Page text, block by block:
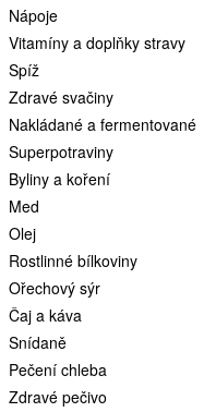
Nápoje
Vitamíny a doplňky stravy
Spíž
Zdravé svačiny
Nakládané a fermentované
Superpotraviny
Byliny a koření
Med
Olej
Rostlinné bílkoviny
Ořechový sýr
Čaj a káva
Snídaně
Pečení chleba
Zdravé pečivo